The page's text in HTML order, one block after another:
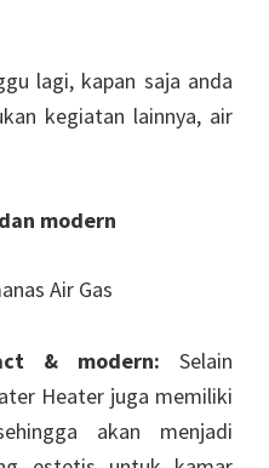
lagi, kapan saja anda
kegiatan lainnya, air
modern
& modern: Selain
Heater juga memiliki
akan menjadi